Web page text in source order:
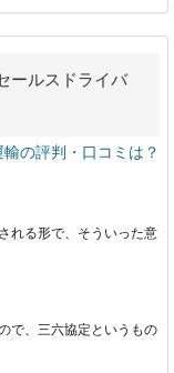
ールスドライバ
輸の評判・口コミは？
れる形で、そういった意
で、三六協定というもの